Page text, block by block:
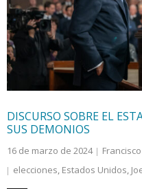
Internacional
Cultura
DISCURSO SOBRE EL
SUS DEMONIOS
16 de marzo de 2024
elecciones, Estados Unidos,